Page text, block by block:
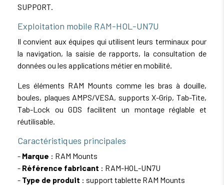
SUPPORT.
Exploitation mobile RAM-HOL-UN7U
Il convient aux équipes qui utilisent leurs terminaux pour
la navigation, la saisie de rapports, la consultation de
données ou les applications métier en mobilité.
Les éléments RAM Mounts comme les bras à douille,
boules, plaques AMPS/VESA, supports X-Grip, Tab-Tite,
Tab-Lock ou GDS facilitent un montage réglable et
réutilisable.
Caractéristiques principales
- Marque : RAM Mounts
- Référence fabricant : RAM-HOL-UN7U
- Type de produit : support tablette RAM Mounts